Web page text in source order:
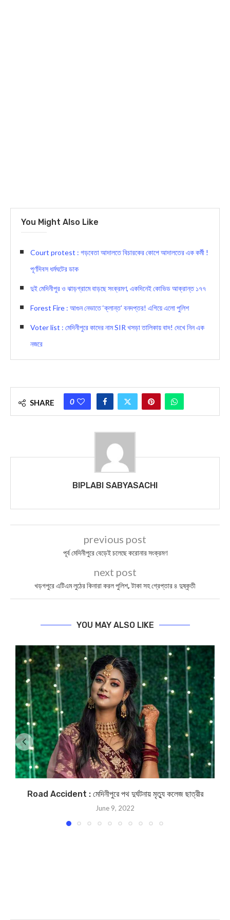
You Might Also Like
Court protest : গড়বেতা আদালতে বিচারকের কোপে আদালতের এক কর্মী !
পূর্ণদিবস ধর্মঘটের ডাক
দুই মেদিনীপুর ও ঝাড়গ্রামে বাড়ছে সংক্রমণ, একদিনেই কোভিড আক্রান্ত ১৭৭
Forest Fire : আগুন নেভাতে ‘ক্লান্ত’ বনদপ্তর! এগিয়ে এলো পুলিশ
Voter list : মেদিনীপুরে কাদের নাম SIR খসড়া তালিকায় বাদ! দেখে নিন এক
নজরে
SHARE 0
BIPLABI SABYASACHI
previous post
পূর্ব মেদিনীপুরে বেড়েই চলেছে করোনার সংক্রমণ
next post
খড়গপুরে এটিএম লুঠের কিনারা করল পুলিশ, টাকা সহ গ্রেপ্তার ৪ দুষ্কৃতী
YOU MAY ALSO LIKE
Road Accident : মেদিনীপুরে পথ দুর্ঘটনায় মৃত্যু কলেজ ছাত্রীর
June 9, 2022